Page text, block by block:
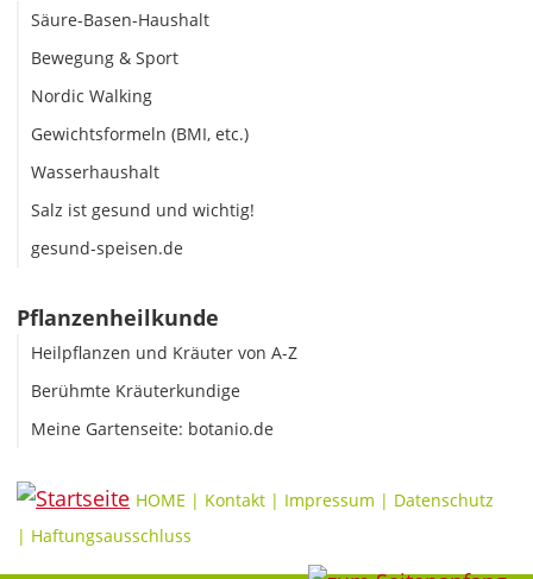
Säure-Basen-Haushalt
Bewegung & Sport
Nordic Walking
Gewichtsformeln (BMI, etc.)
Wasserhaushalt
Salz ist gesund und wichtig!
gesund-speisen.de
Pflanzenheilkunde
Heilpflanzen und Kräuter von A-Z
Berühmte Kräuterkundige
Meine Gartenseite: botanio.de
HOME | Kontakt | Impressum | Datenschutz
| Haftungsausschluss